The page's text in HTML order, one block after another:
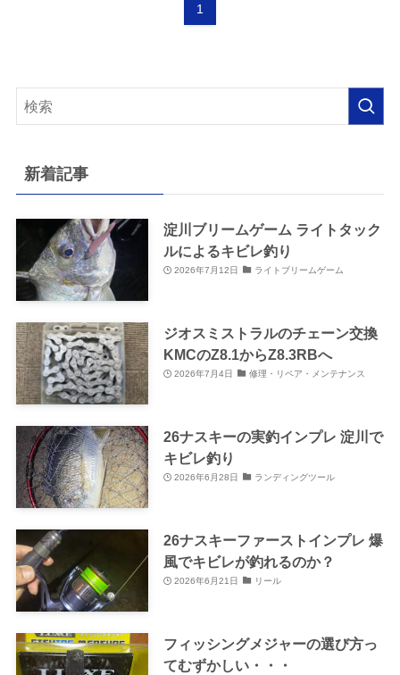
1
新着記事
淀川ブリームゲーム ライトタック
ルによるキビレ釣り
2026年7月12日 ライトブリームゲーム
ジオスミストラルのチェーン交換
KMCのZ8.1からZ8.3RBへ
2026年7月4日 修理・リペア・メンテナンス
26ナスキーの実釣インプレ 淀川で
キビレ釣り
2026年6月28日 ランディングツール
26ナスキーファーストインプレ 爆
風でキビレが釣れるのか？
2026年6月21日 リール
フィッシングメジャーの選び方っ
てむずかしい・・・